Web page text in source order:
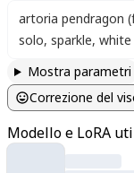
artoria pendragon
solo, sparkle, white
Mostra parametri
Correzione del
Modello e LoRA